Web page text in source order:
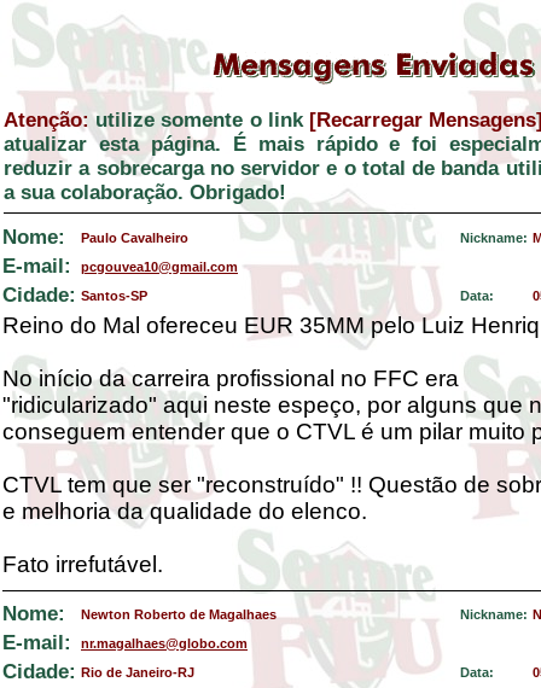
Atenção: utilize somente o link [Recarregar
atualizar esta página. É mais rápido e foi
reduzir a sobrecarga no servidor e o total de banda
a sua colaboração. Obrigado!
Nome:
Paulo Cavalheiro Nickname:
E-mail: pcgouvea10@gmail.com
Cidade: Santos-SP Data:
Reino do Mal ofereceu EUR 35MM pelo Luiz
No início da carreira profissional no FFC era
"ridicularizado" aqui neste espeço, por alguns que
conseguem entender que o CTVL é um pilar muito
CTVL tem que ser "reconstruído" !! Questão de
e melhoria da qualidade do elenco.
Fato irrefutável.
Nome: Newton Roberto de Magalhaes Nickname:
E-mail: nr.magalhaes@globo.com
Cidade: Rio de Janeiro-RJ Data: